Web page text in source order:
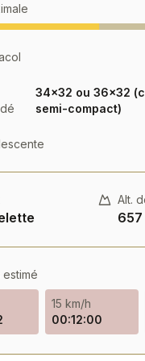
challenge sportif et
34×32 ou 36×32
semi-compact)
Alt.
657
estimé
15 km/h
00:12:00